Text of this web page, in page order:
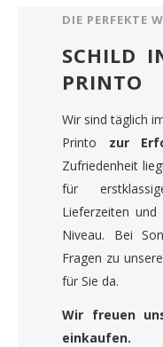
DIE PERFEKTE
SCHILD
PRINTO
Wir sind täglich
Printo zur
Zufriedenheit
für
Lieferzeiten und
Niveau. Bei
Fragen zu
für Sie da.
Wir freuen
einkaufen.